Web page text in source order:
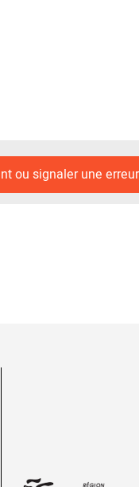
ou signaler une erreur